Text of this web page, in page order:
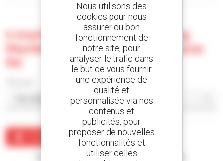
0 machine d'occasion chez King
Machinery, Inc. - Statesville Tauras
Créer une alerte
Aucun résultat ne correspond à votre recherche.
Nous utilisons des
cookies pour nous
assurer du bon
fonctionnement de
notre site, pour
analyser le trafic dans
le but de vous fournir
une expérience de
qualité et
personnalisée via nos
contenus et
publicités, pour
proposer de nouvelles
fonctionnalités et
utiliser celles